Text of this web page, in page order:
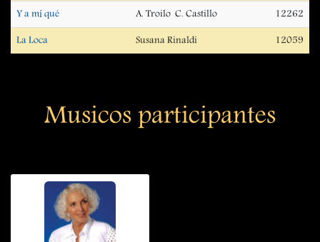
Y a mí qué A. Troilo  C. Castillo 12262
La Loca Susana Rinaldi 12059
Musicos participantes